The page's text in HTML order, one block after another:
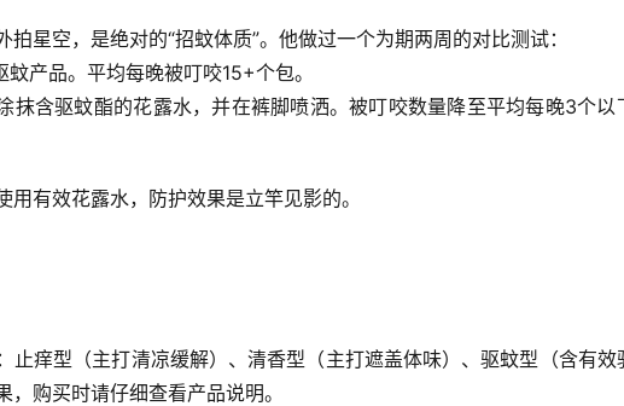
星空，是绝对的“招蚊体质”。他做过一个为期两周的对比测试：
蚊产品。平均每晚被叮咬15+个包。
抹含驱蚊酯的花露水，并在裤脚喷洒。被叮咬数量降至平均每晚3个以
用有效花露水，防护效果是立竿见影的。
止痒型（主打清凉缓解）、清香型（主打遮盖体味）、驱蚊型（含有效
购买时请仔细查看产品说明。